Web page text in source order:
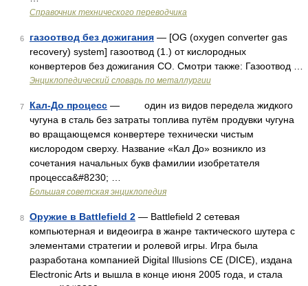
Справочник технического переводчика
6 газоотвод без дожигания — [OG (oxygen converter gas
recovery) system] газоотвод (1.) от кислородных
конвертеров без дожигания СО. Смотри также: Газоотвод …
Энциклопедический словарь по металлургии
7 Кал-До процесс — один из видов передела жидкого
чугуна в сталь без затраты топлива путём продувки чугуна
во вращающемся конвертере технически чистым
кислородом сверху. Название «Кал До» возникло из
сочетания начальных букв фамилии изобретателя
процесса&#8230; …
Большая советская энциклопедия
8 Оружие в Battlefield 2 — Battlefield 2 сетевая
компьютерная и видеоигра в жанре тактического шутера с
элементами стратегии и ролевой игры. Игра была
разработана компанией Digital Illusions CE (DICE), издана
Electronic Arts и вышла в конце июня 2005 года, и стала